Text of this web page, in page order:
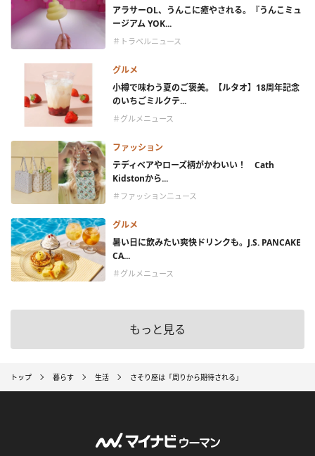
アラサーOL、うんこに癒やされる。『うんこミュ
ージアム YOK...
＃トラベルニュース
グルメ
小樽で味わう夏のご褒美。【ルタオ】18周年記念
のいちごミルクテ...
＃グルメニュース
ファッション
テディベアやローズ柄がかわいい！ Cath
Kidstonから...
＃ファッションニュース
グルメ
暑い日に飲みたい爽快ドリンクも。J.S. PANCAKE
CA...
＃グルメニュース
もっと見る
トップ 暮らす 生活 さそり座は「周りから期待される」